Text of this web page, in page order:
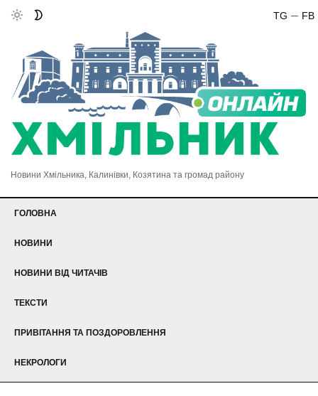
FB
TG
Новини Хмільника, Калинівки, Козятина та громад району
ГОЛОВНА
НОВИНИ
НОВИНИ ВІД ЧИТАЧІВ
ТЕКСТИ
ПРИВІТАННЯ ТА ПОЗДОРОВЛЕННЯ
НЕКРОЛОГИ